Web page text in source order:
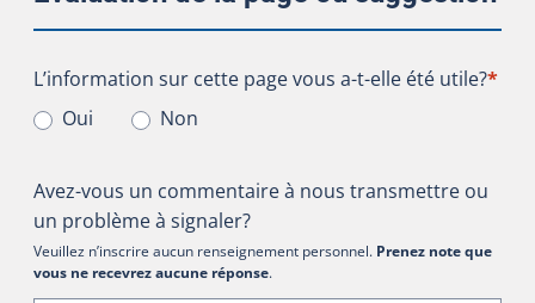
L’information sur cette page vous a-t-elle été utile?
L’information sur cette page vous a-t-elle été utile?*
Oui
Non
Avez-vous un commentaire à nous transmettre ou
un problème à signaler?
Veuillez n’inscrire aucun renseignement personnel. Prenez note que
vous ne recevrez aucune réponse.